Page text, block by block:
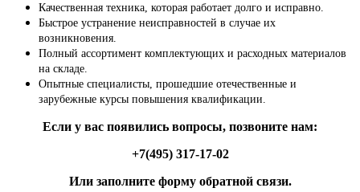
Качественная техника, которая работает долго и исправно.
Быстрое устранение неисправностей в случае их
возникновения.
Полный ассортимент комплектующих и расходных материалов
на складе.
Опытные специалисты, прошедшие отечественные и
зарубежные курсы повышения квалификации.
Если у вас появились вопросы, позвоните нам:
+7(495) 317-17-02
Или заполните форму обратной связи.